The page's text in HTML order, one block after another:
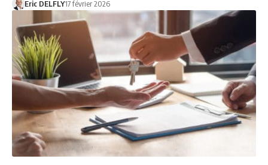
Eric DELFLY17 février 2026